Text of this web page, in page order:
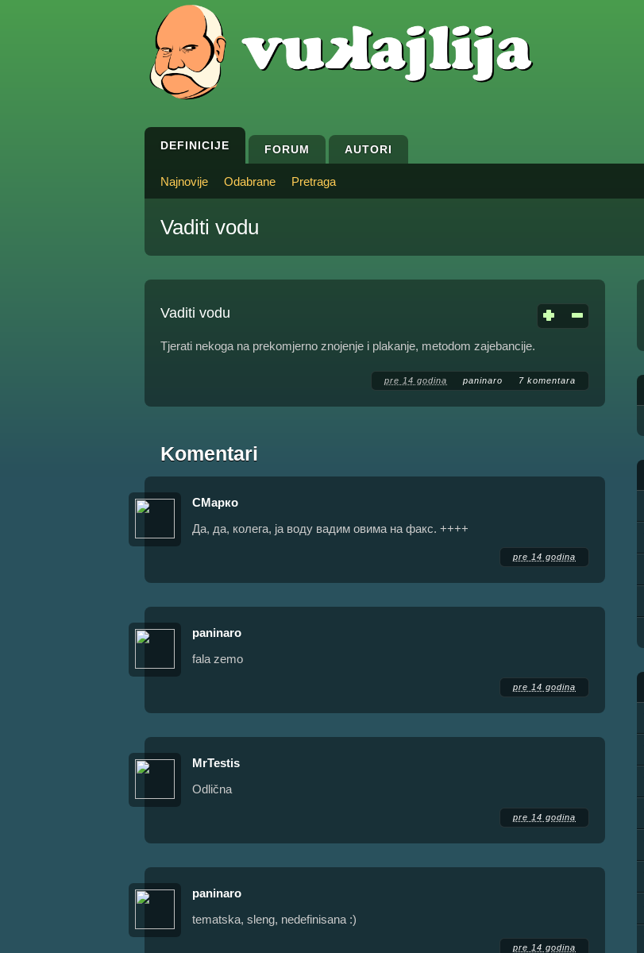
DEFINICIJE FORUM AUTORI
Najnovije Odabrane Pretraga
Vaditi vodu
Vaditi vodu
Tjerati nekoga na prekomjerno znojenje i plakanje, metodom zajebancije.
pre 14 godina paninaro 7 komentara
Komentari
СМарко
Да, да, колега, ја воду вадим овима на факс. ++++
pre 14 godina
paninaro
fala zemo
pre 14 godina
MrTestis
Odlična
pre 14 godina
paninaro
tematska, sleng, nedefinisana :)
pre 14 godina